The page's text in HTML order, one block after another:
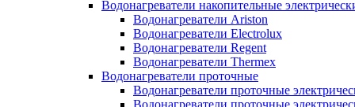
Водонагреватели накопительные
Водонагреватели Ariston
Водонагреватели Electrolux
Водонагреватели Regent
Водонагреватели Thermex
Водонагреватели проточные
Водонагреватели проточные